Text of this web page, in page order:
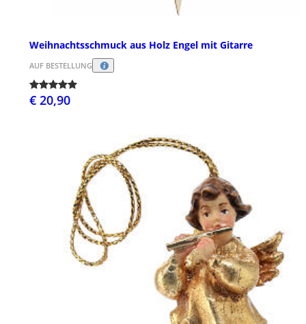
Weihnachtsschmuck aus Holz Engel mit Gitarre
AUF BESTELLUNG
€ 20,90